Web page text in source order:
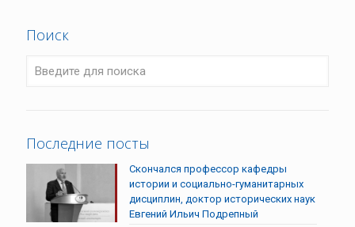
Поиск
Последние посты
Скончался профессор кафедры
истории и социально-гуманитарных
дисциплин, доктор исторических наук
Евгений Ильич Подрепный